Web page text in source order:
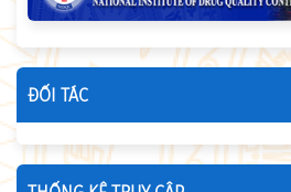
ĐỐI TÁC